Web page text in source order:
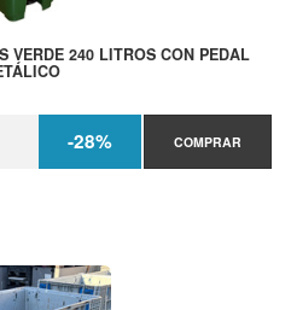
VERDE 240 LITROS CON PEDAL
-28% COMPRAR